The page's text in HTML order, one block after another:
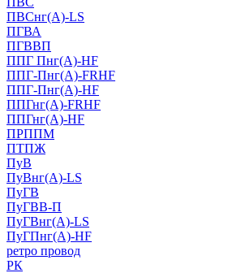
ПВСнг(А)-LS
ПГВА
ПГВВП
ППГ Пнг(А)-HF
ППГ-Пнг(А)-FRHF
ППГ-Пнг(А)-HF
ППГнг(А)-FRHF
ППГнг(А)-HF
ПРППМ
ПТПЖ
ПуВ
ПуВнг(А)-LS
ПуГВ
ПуГВВ-П
ПуГВнг(А)-LS
ПуГПнг(А)-HF
ретро провод
РК